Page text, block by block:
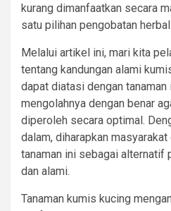
kurang dimanfaatkan secara
satu pilihan pengobatan herbal.
Melalui artikel ini, mari kita
tentang kandungan alami
dapat diatasi dengan tanaman
mengolahnya dengan benar
diperoleh secara optimal.
dalam, diharapkan
tanaman ini sebagai alternatif
dan alami.
Tanaman kumis kucing